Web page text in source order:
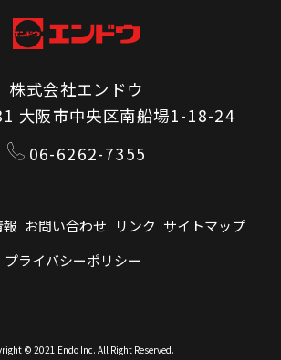
お問い合わせ リンク サイトマップ
プライバシーポリシー
株式会社エンドウ
大阪市中央区南船場1-18-24
06-6262-7355
© 2021 Endo Inc. All Right Reserved.